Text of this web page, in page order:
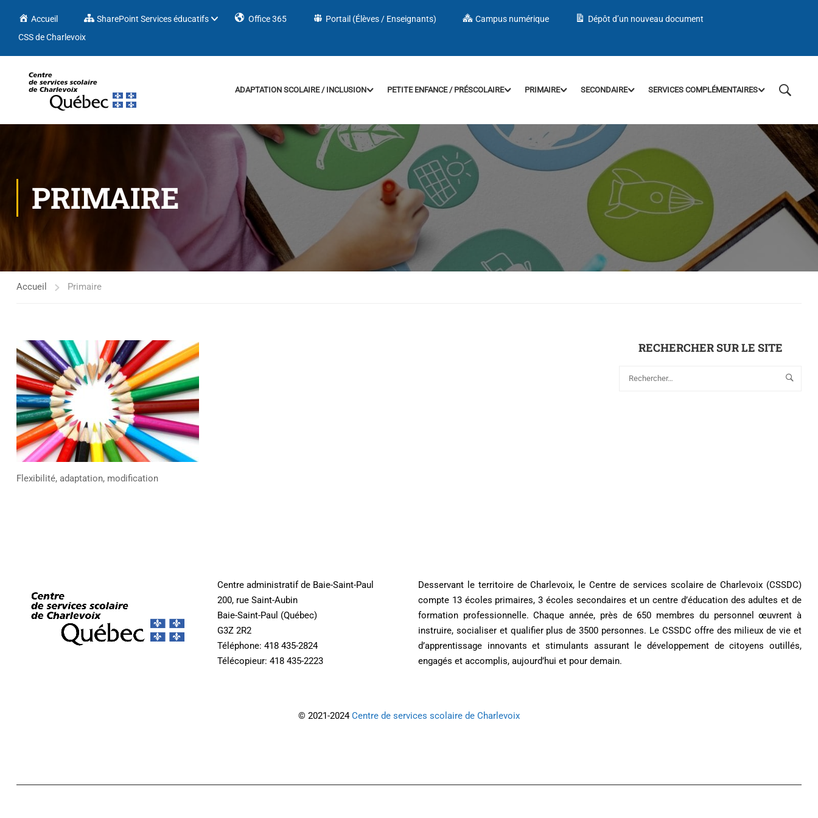
Accueil SharePoint Services éducatifs Office 365 Portail (Élèves / Enseignants) Campus numérique
Dépôt d’un nouveau document
CSS de Charlevoix
ADAPTATION SCOLAIRE / INCLUSION PETITE ENFANCE / PRÉSCOLAIRE PRIMAIRE SECONDAIRE SERVICES COMPLÉMENTAIRES
PRIMAIRE
Accueil Primaire
Flexibilité, adaptation, modification
RECHERCHER SUR LE SITE
Centre administratif de Baie-Saint-Paul
200, rue Saint-Aubin
Baie-Saint-Paul (Québec)
G3Z 2R2
Téléphone: 418 435-2824
Télécopieur: 418 435-2223
Desservant le territoire de Charlevoix, le Centre de services scolaire de Charlevoix (CSSDC)
compte 13 écoles primaires, 3 écoles secondaires et un centre d’éducation des adultes et de
formation professionnelle. Chaque année, près de 650 membres du personnel œuvrent à
instruire, socialiser et qualifier plus de 3500 personnes. Le CSSDC offre des milieux de vie et
d’apprentissage innovants et stimulants assurant le développement de citoyens outillés,
engagés et accomplis, aujourd’hui et pour demain.
© 2021-2024Centre de services scolaire de Charlevoix